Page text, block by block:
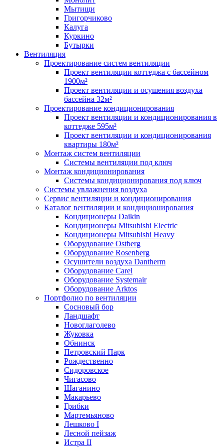
Мытищи
Григорчиково
Калуга
Куркино
Бутырки
Вентиляция
Проектирование систем вентиляции
Проект вентиляции коттеджа с бассейном
1900м²
Проект вентиляции и осушения воздуха
бассейна 32м²
Проектирование кондиционирования
Проект вентиляции и кондиционирования в
коттедже 595м²
Проект вентиляции и кондиционирования
квартиры 180м²
Монтаж систем вентиляции
Системы вентиляции под ключ
Монтаж кондиционирования
Системы кондиционирования под ключ
Системы увлажнения воздуха
Сервис вентиляции и кондиционирования
Каталог вентиляции и кондиционирования
Кондиционеры Daikin
Кондиционеры Mitsubishi Electric
Кондиционеры Mitsubishi Heavy
Оборудование Ostberg
Оборудование Rosenberg
Осушители воздуха Dantherm
Оборудование Carel
Оборудование Systemair
Оборудование Arktos
Портфолио по вентиляции
Сосновый бор
Ландшафт
Новоглаголево
Жуковка
Обнинск
Петровский Парк
Рождественно
Сидоровское
Чигасово
Шаганино
Макарьево
Грибки
Мартемьяново
Лешково I
Лесной пейзаж
Истра II